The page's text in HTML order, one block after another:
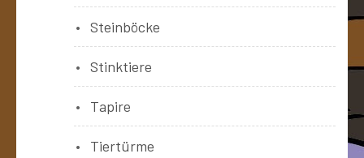
Steinböcke
Stinktiere
Tapire
Tiertürme